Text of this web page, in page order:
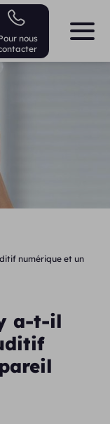
nous
numérique et un
a-t-il